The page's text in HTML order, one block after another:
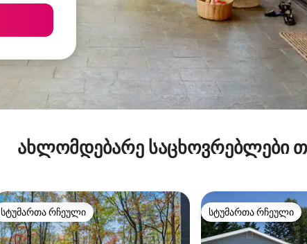
ახლომდებარე საცხოვრებლები
სტუმართა რჩეული
სტუმართა რჩეული სტუმართა რჩეული
სტუმართა რჩეული